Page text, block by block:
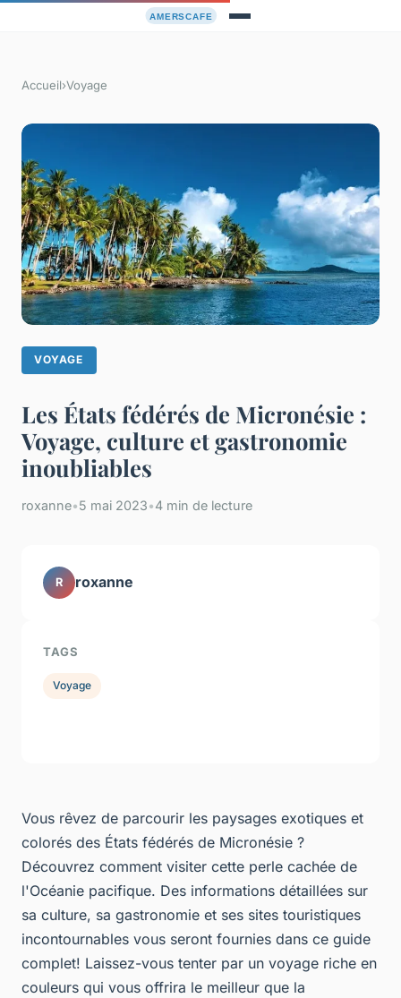
Accueil›Voyage
VOYAGE
Les États fédérés de Micronésie :
Voyage, culture et gastronomie
inoubliables
roxanne•5 mai 2023•4 min de lecture
Vous rêvez de parcourir les paysages exotiques et
colorés des États fédérés de Micronésie ?
Découvrez comment visiter cette perle cachée de
l'Océanie pacifique. Des informations détaillées sur
sa culture, sa gastronomie et ses sites touristiques
incontournables vous seront fournies dans ce guide
complet! Laissez-vous tenter par un voyage riche en
couleurs qui vous offrira le meilleur que la
R roxanne
TAGS
Voyage